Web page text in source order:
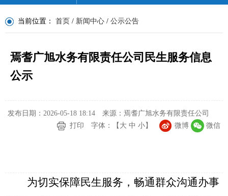
当前位置： 首页 / 新闻中心 / 公示公告
焉耆广旭水务有限责任公司民生服务信息
公示
发布日期：2026-05-18 18:14
来源：焉耆广旭水务有限责任公司
打印
字体：【 大 中 小】 微博 微信
为切实保障民生服务，畅通群众沟通办事